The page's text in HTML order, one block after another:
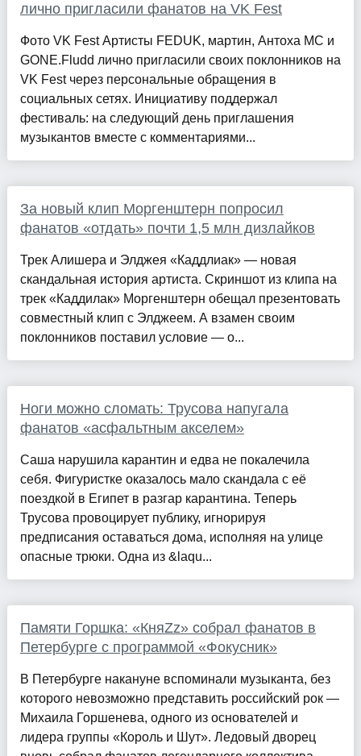
лично пригласили фанатов на VK Fest
Фото VK Fest Артисты FEDUK, мартин, Антоха MC и
GONE.Fludd лично пригласили своих поклонников на
VK Fest через персональные обращения в
социальных сетях. Инициативу поддержал
фестиваль: на следующий день приглашения
музыкантов вместе с комментариями...
За новый клип Моргенштерн попросил
фанатов «отдать» почти 1,5 млн дизлайков
Трек Алишера и Элджея «Каддлиак» — новая
скандальная история артиста. Скриншот из клипа на
трек «Каддилак» Моргенштерн обещал презентовать
совместный клип с Элджеем. А взамен своим
поклонников поставил условие — о...
Ноги можно сломать: Трусова напугала
фанатов «асфальтным акселем»
Саша нарушила карантин и едва не покалечила
себя. Фигуристке оказалось мало скандала с её
поездкой в Египет в разгар карантина. Теперь
Трусова провоцирует публику, игнорируя
предписания оставаться дома, исполняя на улице
опасные трюки. Одна из &laqu...
Памяти Горшка: «КняZz» собрал фанатов в
Петербурге с программой «Фокусник»
В Петербурге накануне вспоминали музыканта, без
которого невозможно представить российский рок —
Михаила Горшенева, одного из основателей и
лидера группы «Король и Шут». Ледовый дворец